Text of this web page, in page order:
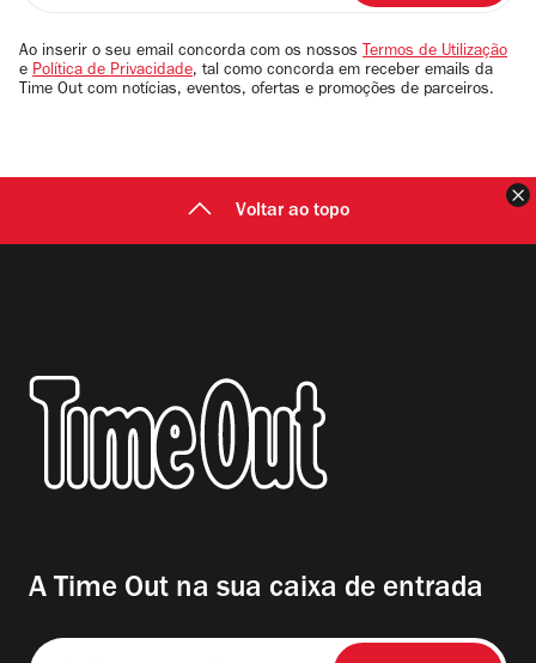
email
Ao inserir o seu email concorda com os nossos Termos de Utilização
e Política de Privacidade, tal como concorda em receber emails da
Time Out com notícias, eventos, ofertas e promoções de parceiros.
Voltar ao topo
A Time Out na sua caixa de entrada
Insira